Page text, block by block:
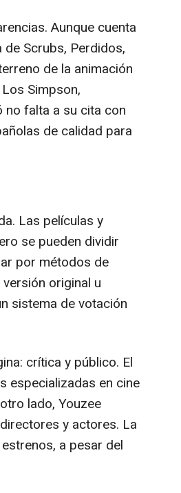
Aunque cuenta
Scrubs, Perdidos,
de la animación
Simpson,
no falta a su cita con
de calidad para
Las películas y
se pueden dividir
por métodos de
original u
sistema de votación
crítica y público. El
especializadas en cine
lado, Youzee
y actores. La
a pesar del